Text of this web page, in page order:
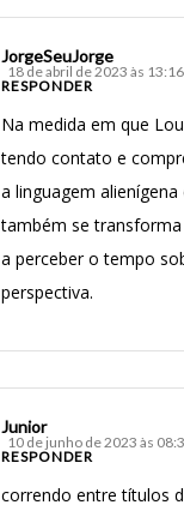
JorgeSeuJorge
18 de abril de 2023 às 13:16
RESPONDER
Na medida em que
tendo contato e
a linguagem alienígena
também se
a perceber o tempo
perspectiva.
Junior
10 de junho de 2023 às
RESPONDER
correndo entre títulos